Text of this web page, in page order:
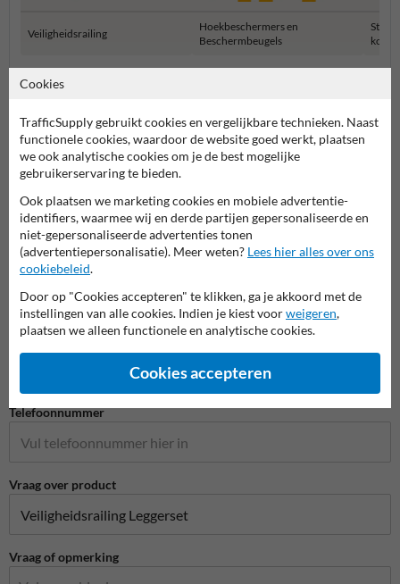
Veiligheidsrailing
Hoekbeschermers en
Beschermbeugels
Stel je vraag aan Rampaal.be
Naam*
Bedrijfsnaam
E-mailadres*
Telefoonnummer
Vraag over product
Vraag of opmerking
Cookies
TrafficSupply gebruikt cookies en vergelijkbare technieken. Naast
functionele cookies, waardoor de website goed werkt, plaatsen
we ook analytische cookies om je de best mogelijke
gebruikerservaring te bieden.
Ook plaatsen we marketing cookies en mobiele advertentie-
identifiers, waarmee wij en derde partijen gepersonaliseerde en
niet-gepersonaliseerde advertenties tonen
(advertentiepersonalisatie). Meer weten? Lees hier alles over ons
cookiebeleid.
Door op "Cookies accepteren" te klikken, ga je akkoord met de
instellingen van alle cookies. Indien je kiest voorweigeren,
plaatsen we alleen functionele en analytische cookies.
Cookies accepteren